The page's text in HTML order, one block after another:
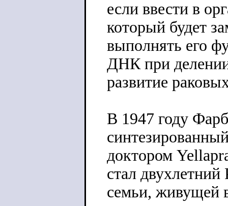
если ввести в
который будет
выполнять его
ДНК при делении
развитие
В 1947 году
доктором
стал
семьи, живущей